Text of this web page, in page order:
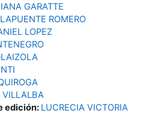
GARATTE
ROMERO
LOPEZ
VILLALBA
edición: LUCRECIA VICTORIA